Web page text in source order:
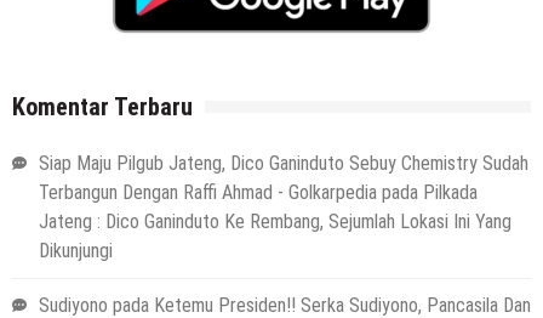
Komentar Terbaru
Siap Maju Pilgub Jateng, Dico Ganinduto Sebuy Chemistry Sudah
Terbangun Dengan Raffi Ahmad - Golkarpedia pada Pilkada
Jateng : Dico Ganinduto Ke Rembang, Sejumlah Lokasi Ini Yang
Dikunjungi
Sudiyono pada Ketemu Presiden!! Serka Sudiyono, Pancasila Dan